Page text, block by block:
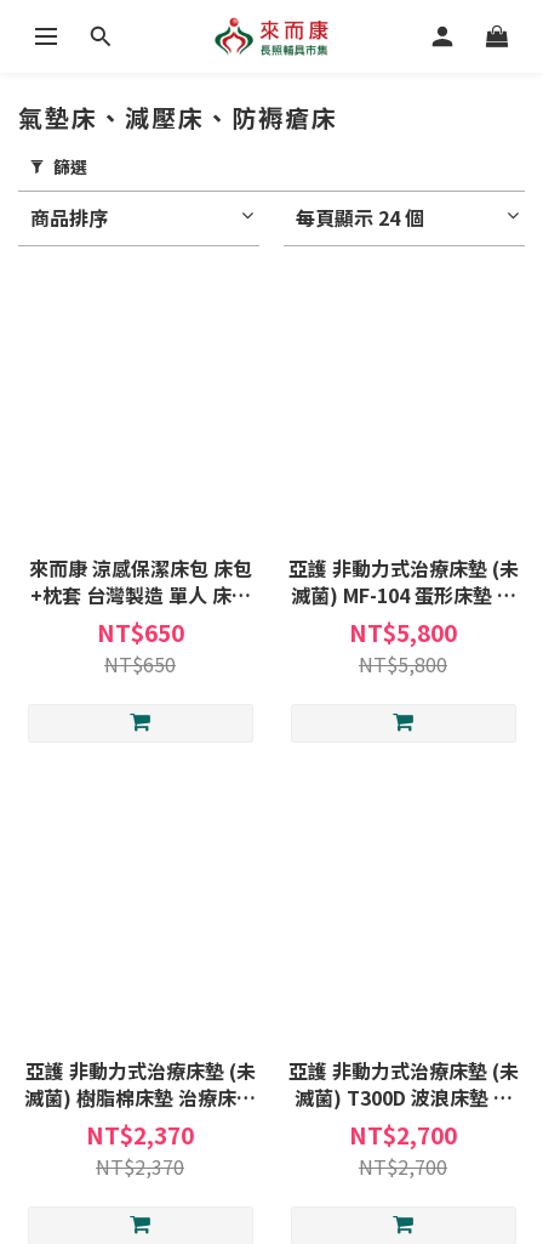
氣墊床、減壓床、防褥瘡床
篩選
商品排序 每頁顯示 24 個
來而康 涼感保潔床包 床包
+枕套 台灣製造 單人 床包
防潑水 保潔 床罩 護理床包
電動床 氣墊床 花樣顔色隨
機出貨
NT$650
NT$650
亞護 非動力式治療床墊 (未
滅菌) MF-104 蛋形床墊 治
療床墊 護理床 蛋形 床墊
MF104
NT$5,800
NT$5,800
亞護 非動力式治療床墊 (未
滅菌) 樹脂棉床墊 治療床墊
護理床 樹脂棉 防潑水 床墊
NT$2,370
NT$2,370
亞護 非動力式治療床墊 (未
滅菌) T300D 波浪床墊 治
療床墊 護理床 波浪 防潑水
床墊
NT$2,700
NT$2,700